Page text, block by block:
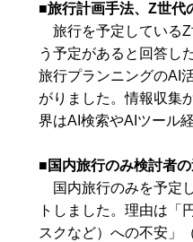
■旅行計画手法、Z世代
旅行を予定しているZ
う予定があると回答し
旅行プランニングのAI
がりました。情報収集
界はAI検索やAIツール
■国内旅行のみ検討者
国内旅行のみを予定
トしました。理由は「
スクなど）への不安」